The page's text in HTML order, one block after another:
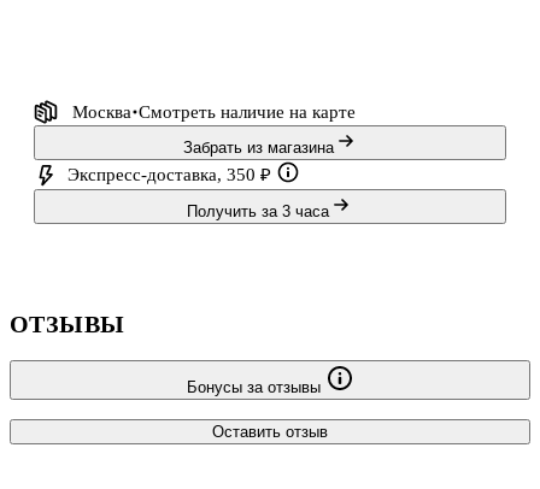
Москва Смотреть наличие на карте
Забрать из магазина
Экспресс-доставка, 350 ₽
Получить за 3 часа
ОТЗЫВЫ
Бонусы за отзывы
Оставить отзыв